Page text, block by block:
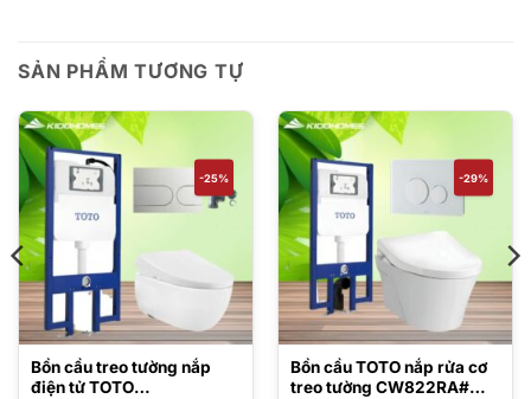
SẢN PHẨM TƯƠNG TỰ
-25%
Bồn cầu treo tường nắp
điện tử TOTO
-29%
Bồn cầu TOTO nắp rửa cơ
treo tường CW822RA#W